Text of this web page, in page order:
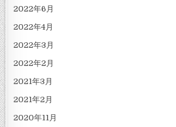
2022年6月
2022年4月
2022年3月
2022年2月
2021年3月
2021年2月
2020年11月